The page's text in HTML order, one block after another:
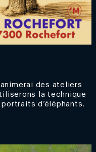
des ateliers
la technique
d’éléphants.